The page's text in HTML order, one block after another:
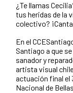
¿Te llamas
tus heridas de la
colectivo?
En el
Santiago a que
sanador y
artista visual
actuación final el
Nacional de